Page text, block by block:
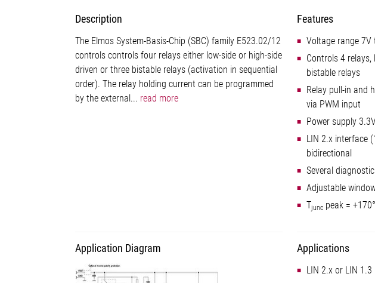
Description
The Elmos System-Basis-Chip (SBC) family E523.02/12
controls controls four relays either low-side or high-side
driven or three bistable relays (activation in sequential
order). The relay holding current can be programmed
by the external... read more
Features
Voltage range
Controls 4 relays,
bistable relays
Relay pull-in and
via PWM input
Power supply
LIN 2.x interface
bidirectional
Several
Adjustable
Tjunc peak =
Application Diagram Applications
LIN 2.x or LIN 1.3